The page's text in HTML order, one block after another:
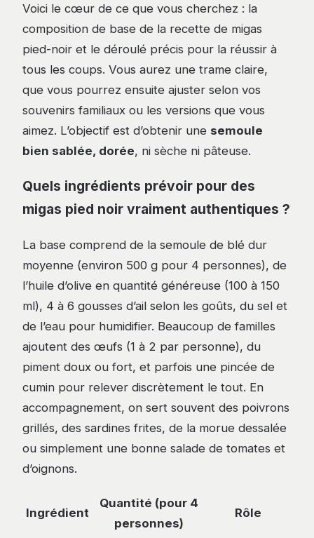
Voici le cœur de ce que vous cherchez : la
composition de base de la recette de migas
pied-noir et le déroulé précis pour la réussir à
tous les coups. Vous aurez une trame claire,
que vous pourrez ensuite ajuster selon vos
souvenirs familiaux ou les versions que vous
aimez. L’objectif est d’obtenir une semoule
bien sablée, dorée, ni sèche ni pâteuse.
Quels ingrédients prévoir pour des
migas pied noir vraiment authentiques ?
La base comprend de la semoule de blé dur
moyenne (environ 500 g pour 4 personnes), de
l’huile d’olive en quantité généreuse (100 à 150
ml), 4 à 6 gousses d’ail selon les goûts, du sel et
de l’eau pour humidifier. Beaucoup de familles
ajoutent des œufs (1 à 2 par personne), du
piment doux ou fort, et parfois une pincée de
cumin pour relever discrètement le tout. En
accompagnement, on sert souvent des poivrons
grillés, des sardines frites, de la morue dessalée
ou simplement une bonne salade de tomates et
d’oignons.
Ingrédient
Quantité (pour 4
personnes)
Rôle